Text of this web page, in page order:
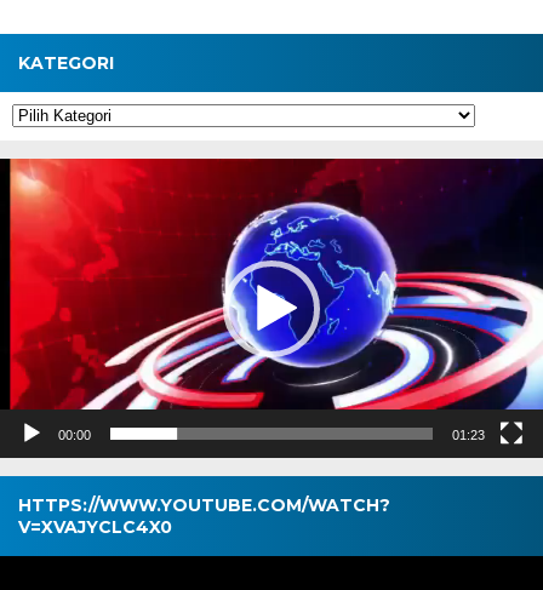
KATEGORI
Kategori
Pemutar
Video
00:00 01:23
HTTPS://WWW.YOUTUBE.COM/WATCH?
V=XVAJYCLC4X0
Pemutar